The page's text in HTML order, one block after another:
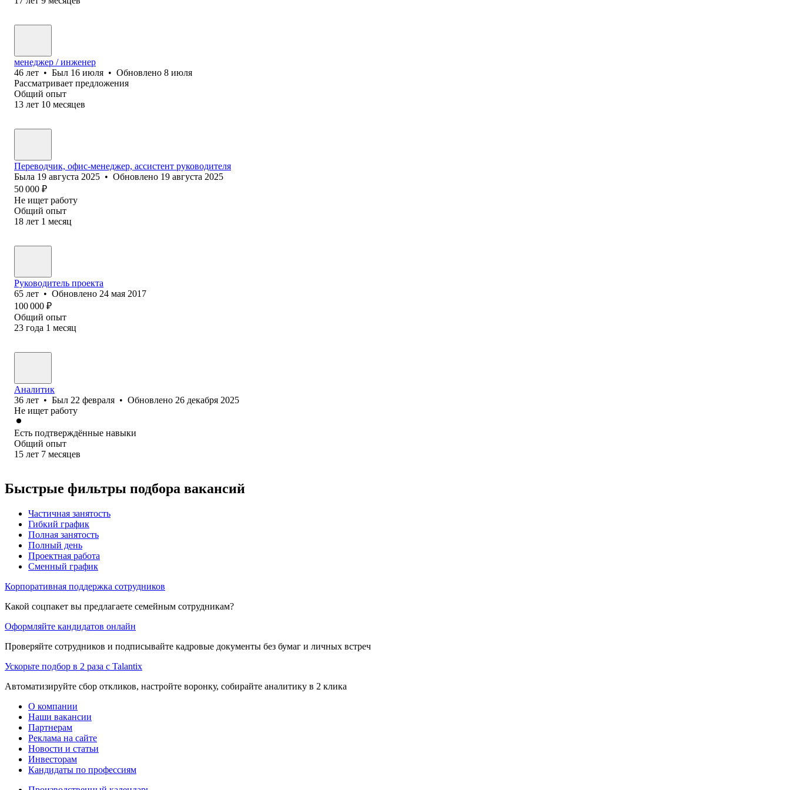
менеджер / инженер
46 лет • Был 16 июля • Обновлено 8 июля
Рассматривает предложения
Общий опыт
13 лет 10 месяцев
Переводчик, офис-менеджер, ассистент руководителя
Была 19 августа 2025 • Обновлено 19 августа 2025
50 000 ₽
Не ищет работу
Общий опыт
18 лет 1 месяц
Руководитель проекта
65 лет • Обновлено 24 мая 2017
100 000 ₽
Общий опыт
23 года 1 месяц
Аналитик
36 лет • Был 22 февраля • Обновлено 26 декабря 2025
Не ищет работу
Есть подтверждённые навыки
Общий опыт
15 лет 7 месяцев
Быстрые фильтры подбора вакансий
Частичная занятость
Гибкий график
Полная занятость
Полный день
Проектная работа
Сменный график
Корпоративная поддержка сотрудников
Какой соцпакет вы предлагаете семейным сотрудникам?
Оформляйте кандидатов онлайн
Проверяйте сотрудников и подписывайте кадровые документы без бумаг и личных встреч
Ускорьте подбор в 2 раза с Talantix
Автоматизируйте сбор откликов, настройте воронку, собирайте аналитику в 2 клика
О компании
Наши вакансии
Партнерам
Реклама на сайте
Новости и статьи
Инвесторам
Кандидаты по профессиям